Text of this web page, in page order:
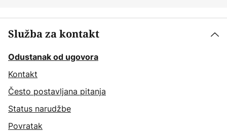
Služba za kontakt
Odustanak od ugovora
Kontakt
Često postavljana pitanja
Status narudžbe
Povratak